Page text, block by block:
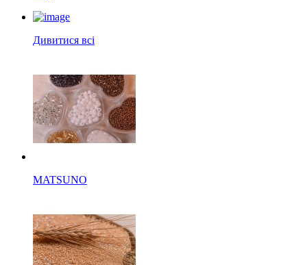
Дивитися всі
MATSUNO